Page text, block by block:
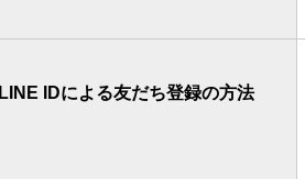
LINE IDによる友だち登録の方法